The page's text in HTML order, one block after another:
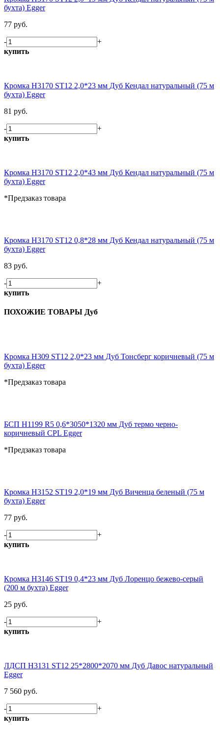
бухта) Egger
77 руб.
-
+
купить
Кромка H3170 ST12 2,0*23 мм Дуб Кендал натуральный (75 м
бухта) Egger
81 руб.
-
+
купить
Кромка H3170 ST12 2,0*43 мм Дуб Кендал натуральный (75 м
бухта) Egger
*Предзаказ товара
Кромка H3170 ST12 0,8*28 мм Дуб Кендал натуральный (75 м
бухта) Egger
83 руб.
-
+
купить
ПОХОЖИЕ ТОВАРЫ Дуб
Кромка H309 ST12 2,0*23 мм Дуб Тонсберг коричневый (75 м
бухта) Egger
*Предзаказ товара
БСП H1199 R5 0,6*3050*1320 мм Дуб термо черно-
коричневый CPL Egger
*Предзаказ товара
Кромка H3152 ST19 2,0*19 мм Дуб Виченца беленый (75 м
бухта) Egger
77 руб.
-
+
купить
Кромка H3146 ST19 0,4*23 мм Дуб Лоренцо бежево-серый
(200 м бухта) Egger
25 руб.
-
+
купить
ЛДСП H3131 ST12 25*2800*2070 мм Дуб Давос натуральный
Egger
7 560 руб.
-
+
купить